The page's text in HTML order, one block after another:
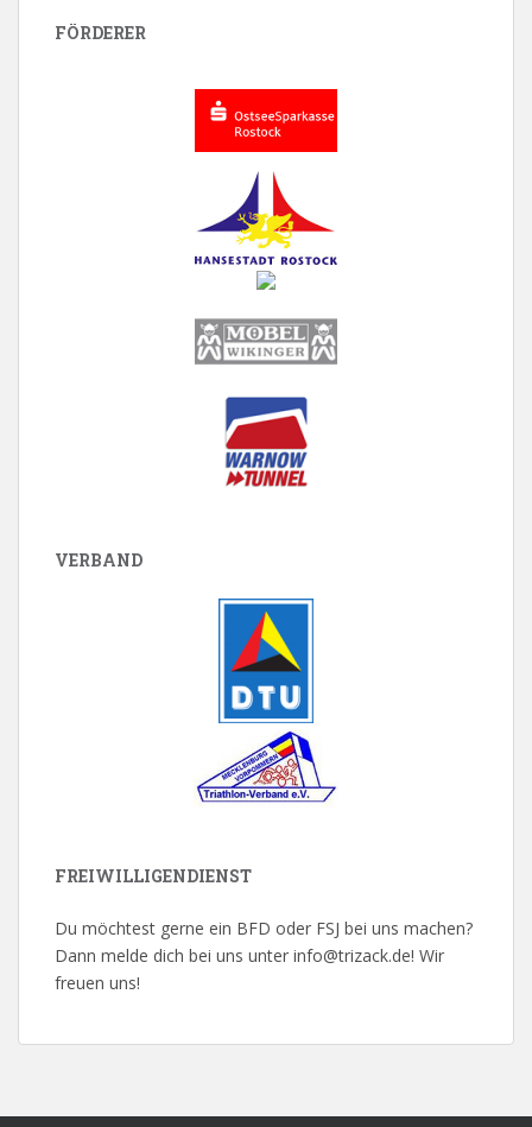
FÖRDERER
VERBAND
FREIWILLIGENDIENST
Du möchtest gerne ein BFD oder FSJ bei uns machen?
Dann melde dich bei uns unter info@trizack.de! Wir
freuen uns!